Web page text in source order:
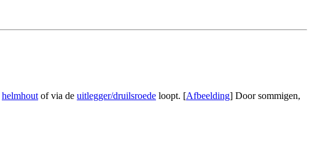
helmhout of via de uitlegger/druilsroede loopt. [Afbeelding] Door sommigen,